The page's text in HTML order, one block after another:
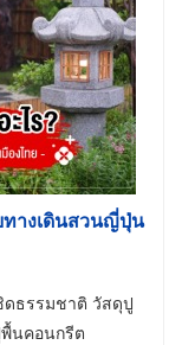
างเดินสวนญี่ปุ่น
ดธรรมชาติ วัสดุปู
นคอนกรีต